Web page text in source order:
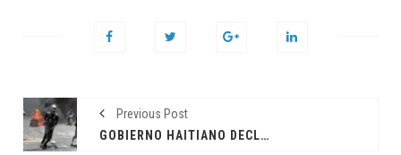
Previous Post
GOBIERNO HAITIANO DECLARA TOQUE DE QUEDA DESDE ESTE DOMINGO Y HASTA EL MIÉRCOLES